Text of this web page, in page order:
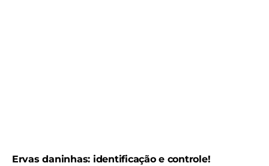
Ervas daninhas: identificação e controle!